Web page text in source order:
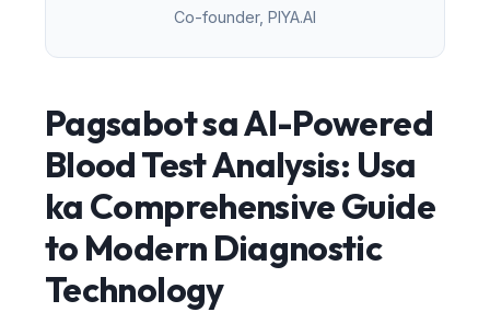
Co-founder, PIYA.AI
Pagsabot sa AI-Powered
Blood Test Analysis: Usa
ka Comprehensive Guide
to Modern Diagnostic
Technology